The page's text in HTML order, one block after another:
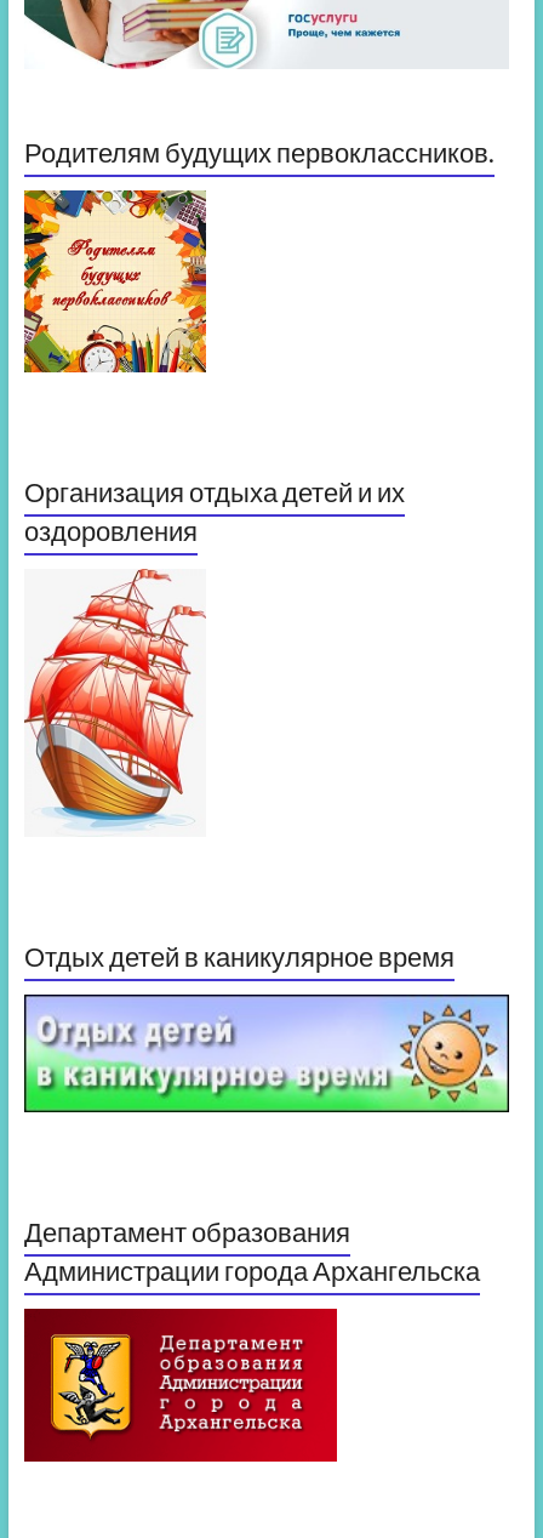
Родителям будущих первоклассников.
Организация отдыха детей и их
оздоровления
Отдых детей в каникулярное время
Департамент образования
Администрации города Архангельска